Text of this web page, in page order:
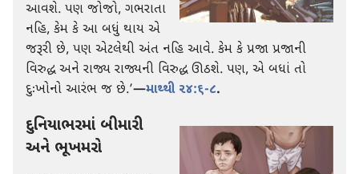
આવશે. પણ જોજો, ગભરાતા
નહિ, કેમ કે આ બધું થાય એ
જરૂરી છે, પણ એટલેથી અંત નહિ આવે. કેમ કે પ્રજા પ્રજાની
વિરુદ્ધ અને રાજ્ય રાજ્યની વિરુદ્ધ ઊઠશે. પણ, એ બધાં તો
દુઃખોનો આરંભ જ છે.’—માથ્થી ૨૪:૬-૮.
દુનિયાભરમાં બીમારી
અને ભૂખમરો